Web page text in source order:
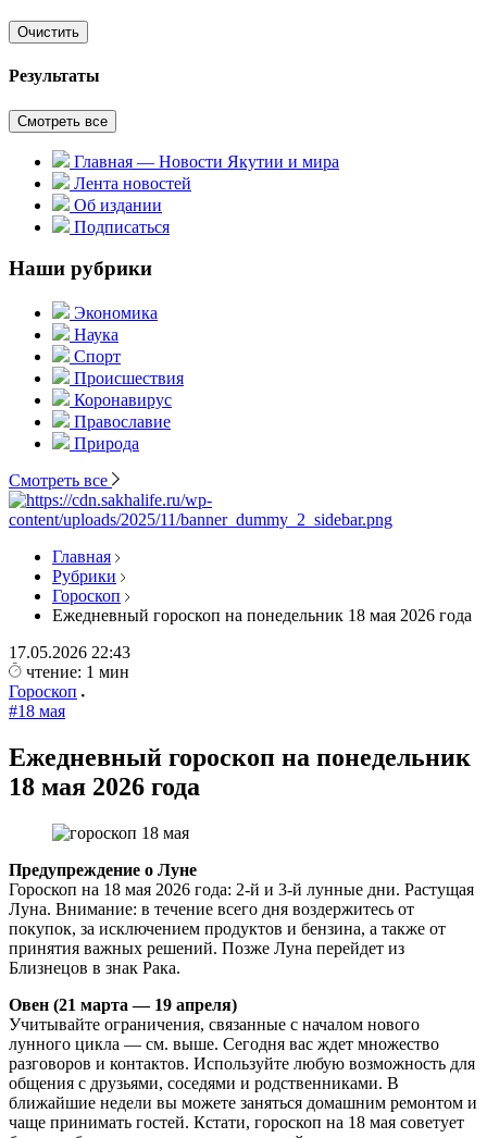
Очистить
Результаты
Смотреть все
Главная — Новости Якутии и мира
Лента новостей
Об издании
Подписаться
Наши рубрики
Экономика
Наука
Спорт
Происшествия
Коронавирус
Православие
Природа
Смотреть все
Главная
Рубрики
Гороскоп
Ежедневный гороскоп на понедельник 18 мая 2026 года
17.05.2026 22:43
чтение: 1 мин
Гороскоп
#18 мая
Ежедневный гороскоп на понедельник
18 мая 2026 года
Предупреждение о Луне
Гороскоп на 18 мая 2026 года: 2-й и 3-й лунные дни. Растущая
Луна. Внимание: в течение всего дня воздержитесь от
покупок, за исключением продуктов и бензина, а также от
принятия важных решений. Позже Луна перейдет из
Близнецов в знак Рака.
Овен (21 марта — 19 апреля)
Учитывайте ограничения, связанные с началом нового
лунного цикла — см. выше. Сегодня вас ждет множество
разговоров и контактов. Используйте любую возможность для
общения с друзьями, соседями и родственниками. В
ближайшие недели вы можете заняться домашним ремонтом и
чаще принимать гостей. Кстати, гороскоп на 18 мая советует